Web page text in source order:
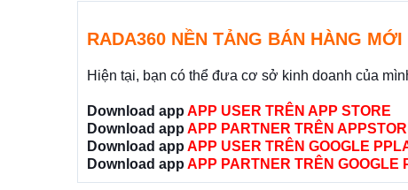
RADA360 NỀN TẢNG BÁN HÀNG MỚI
Hiện tại, bạn có thể đưa cơ sở kinh doanh của
Download app APP USER TRÊN APP STORE
Download app APP PARTNER TRÊN
Download app APP USER TRÊN GOOGLE
Download app APP PARTNER TRÊN GOOGLE